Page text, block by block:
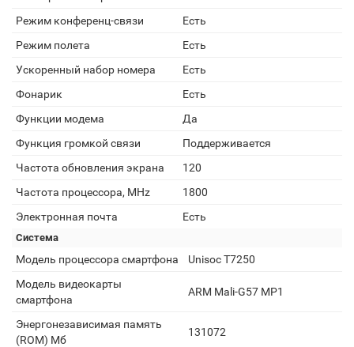
Режим конференц-связи
Есть
Режим полета
Есть
Ускоренный набор номера
Есть
Фонарик
Есть
Функции модема
Да
Функция громкой связи
Поддерживается
Частота обновления экрана
120
Частота процессора, MHz
1800
Электронная почта
Есть
Система
Модель процессора смартфона
Unisoc T7250
Модель видеокарты
смартфона
ARM Mali-G57 MP1
Энергонезависимая память
(ROM) Мб
131072